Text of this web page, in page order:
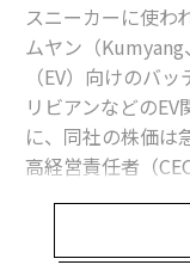
スニーカーに使わ
ムヤン（
（EV）向けのバ
リビアンなどの
に、同社の株価は
高経営責任者（
現在57歳の柳は